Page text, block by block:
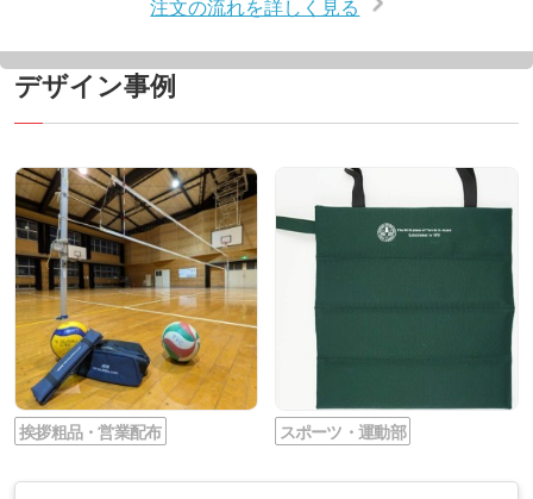
注文の流れを詳しく見る
デザイン事例
挨拶粗品・営業配布 スポーツ・運動部